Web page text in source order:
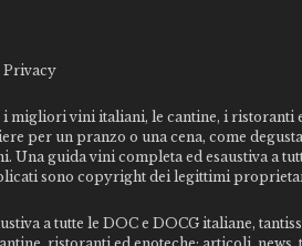
Privacy
vini italiani, le cantine, i ristoranti
per un pranzo o una cena, come
guida vini completa ed esaustiva a
sono copyright dei legittimi
a tutte le DOC e DOCG italiane,